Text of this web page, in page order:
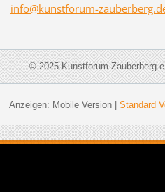
info@kunstforum-zauberbe
© 2025 Kunstforum Zauberberg
Anzeigen: Mobile Version| Standard